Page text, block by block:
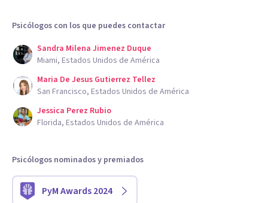
Psicólogos con los que puedes contactar
Sandra Milena Jimenez Duque
Miami, Estados Unidos de América
Maria De Jesus Gutierrez Tellez
San Francisco, Estados Unidos de América
Jessica Perez Rubio
Florida, Estados Unidos de América
Psicólogos nominados y premiados
PyM Awards 2024